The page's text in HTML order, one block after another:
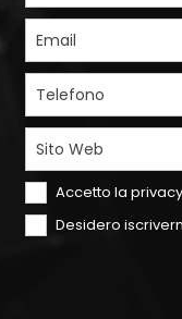
Email
Telefono
Sito Web
Accetto la
Desidero